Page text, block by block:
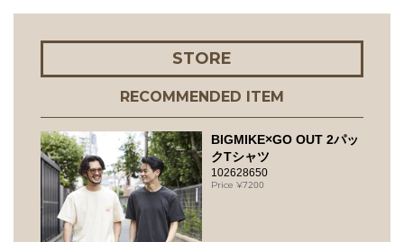
STORE
RECOMMENDED ITEM
BIGMIKE×GO OUT 2パッ
クTシャツ
102628650
7200